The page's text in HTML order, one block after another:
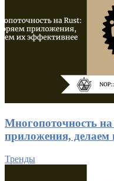
Многопоточность
приложения, делаем
Тренды